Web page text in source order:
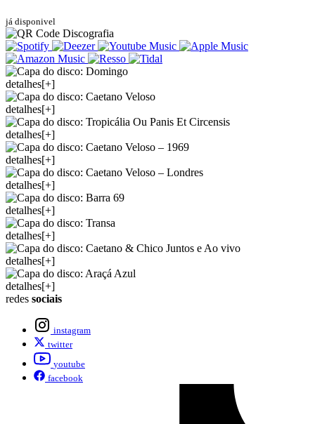
já disponivel
detalhes[+]
detalhes[+]
detalhes[+]
detalhes[+]
detalhes[+]
detalhes[+]
detalhes[+]
detalhes[+]
detalhes[+]
redes sociais
instagram
twitter
youtube
facebook